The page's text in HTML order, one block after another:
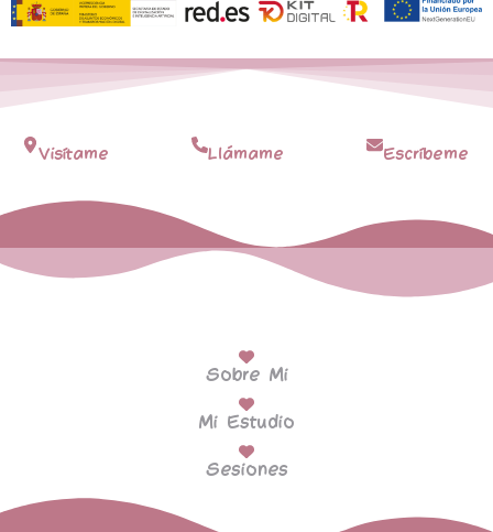
Visítame Llámame Escríbeme
Sobre Mi
Mi Estudio
Sesiones